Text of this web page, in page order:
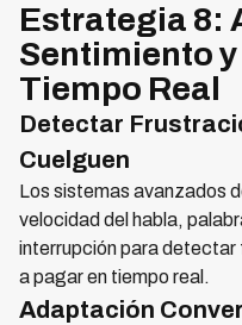
Estrategia 8:
Sentimiento
Tiempo Real
Detectar
Cuelguen
Los sistemas avanzados
velocidad del habla,
interrupción para
a pagar en tiempo real.
Adaptación